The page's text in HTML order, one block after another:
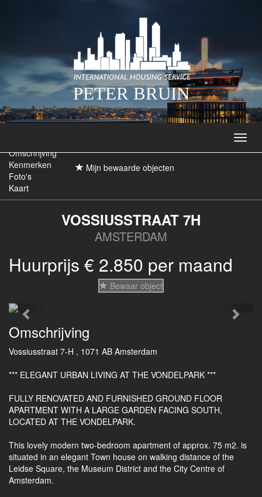
PETER BRUIN
Mijn bewaarde objecten
Omschrijving
Kenmerken
Foto's
Kaart
VOSSIUSSTRAAT 7H
AMSTERDAM
Huurprijs € 2.850 per maand
Bewaar object
Previous Next
Omschrijving
Vossiusstraat 7-H , 1071 AB Amsterdam
*** ELEGANT URBAN LIVING AT THE VONDELPARK ***
FULLY RENOVATED AND FURNISHED GROUND FLOOR
APARTMENT WITH A LARGE GARDEN FACING SOUTH,
LOCATED AT THE VONDELPARK.
This lovely modern two-bedroom apartment of approx. 75 m2. is
situated in an elegant Town house on walking distance of the
Leidse Square, the Museum District and the City Centre of
Amsterdam.